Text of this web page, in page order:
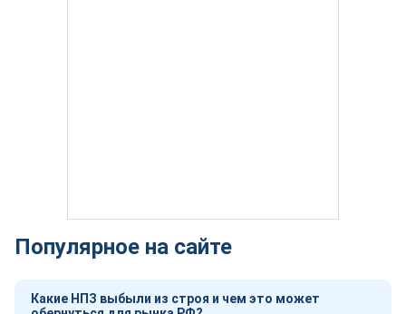
Популярное на сайте
Какие НПЗ выбыли из строя и чем это может